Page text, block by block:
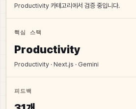
Productivity 카테고리에서 검증 중입니다.
핵심 스택
Productivity
Productivity · Next.js · Gemini
피드백